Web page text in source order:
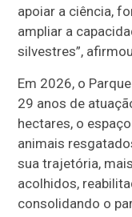
apoiar a ciência,
ampliar a
silvestres”,
Em 2026, o
29 anos de
hectares, o
animais
sua trajetória,
acolhidos,
consolidando o